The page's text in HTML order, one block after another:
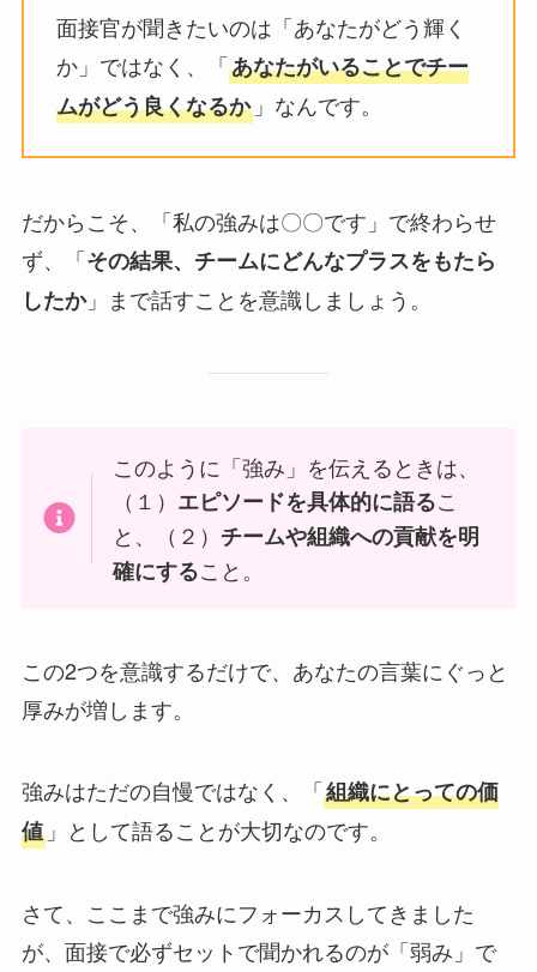
面接官が聞きたいのは「あなたがどう輝く
か」ではなく、「あなたがいることでチー
ムがどう良くなるか」なんです。
だからこそ、「私の強みは〇〇です」で終わらせ
ず、「その結果、チームにどんなプラスをもたら
したか」まで話すことを意識しましょう。
このように「強み」を伝えるときは、
（１） エピソードを具体的に語るこ
と、（２） チームや組織への貢献を明
確にすること。
この2つを意識するだけで、あなたの言葉にぐっと
厚みが増します。
強みはただの自慢ではなく、「組織にとっての価
値」として語ることが大切なのです。
さて、ここまで強みにフォーカスしてきました
が、面接で必ずセットで聞かれるのが「弱み」で